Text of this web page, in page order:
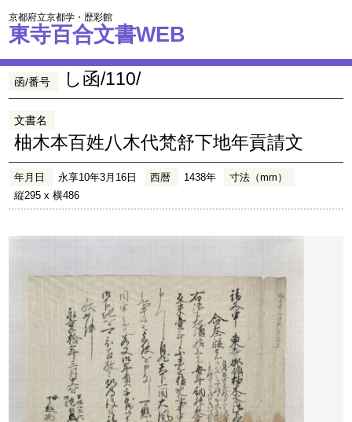
京都府立京都学・歴彩館
東寺百合文書WEB
函/番号 し函/110/
文書名
柚木本百姓八木代梵舒下地年貢請文
年月日 永享10年3月16日 西暦 1438年
寸法（mm）
縦295 x 横486